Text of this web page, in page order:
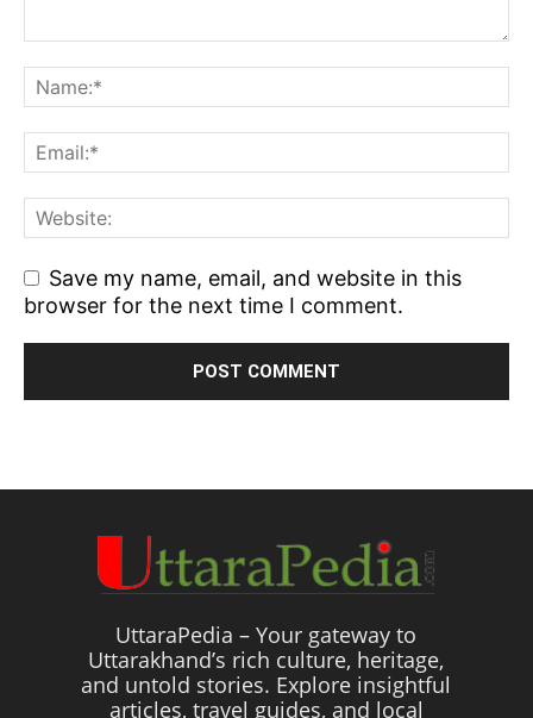
Save my name, email, and website in this
browser for the next time I comment.
UttaraPedia – Your gateway to
Uttarakhand’s rich culture, heritage,
and untold stories. Explore insightful
articles, travel guides, and local